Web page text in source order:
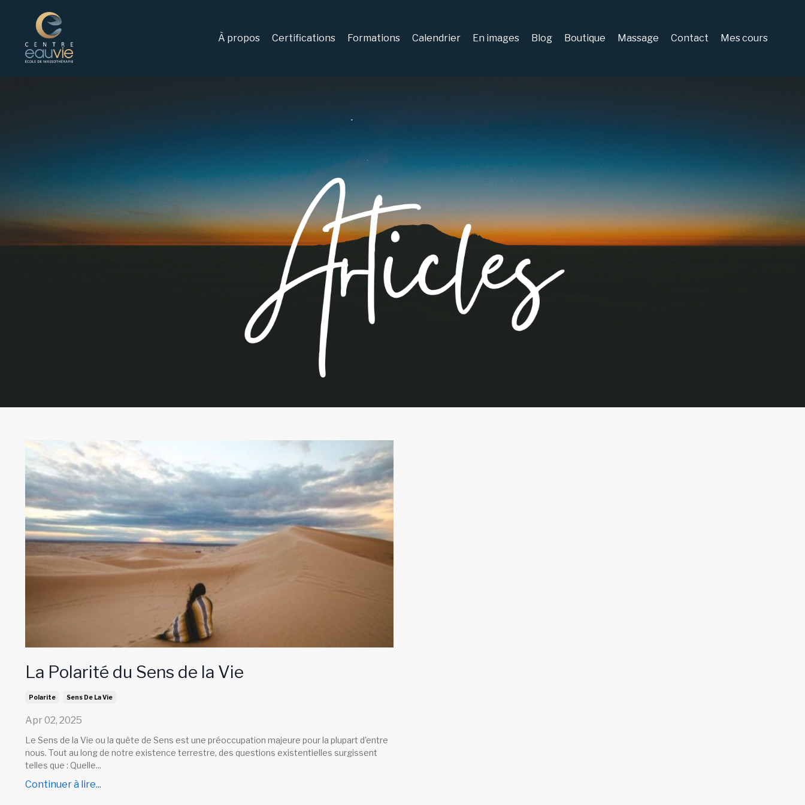
À propos Certifications Formations Calendrier En images Blog Boutique Massage Contact Mes cours
La Polarité du Sens de la Vie
Polarite Sens De La Vie
Apr 02, 2025
Le Sens de la Vie ou la quête de Sens est une préoccupation majeure pour la plupart d'entre
nous. Tout au long de notre existence terrestre, des questions existentielles surgissent
telles que : Quelle...
Continuer à lire...